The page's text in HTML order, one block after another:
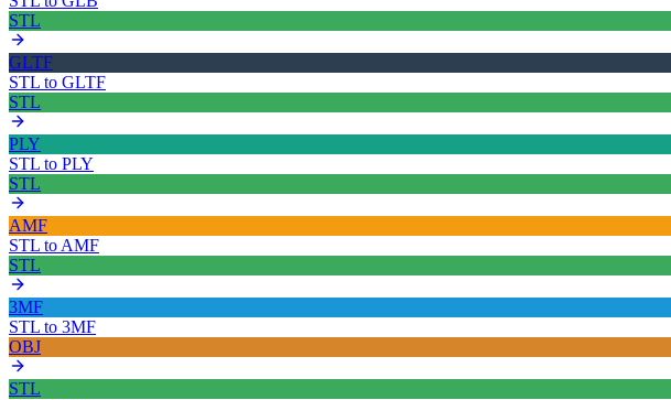
STL
GLTF
STL to GLTF
STL
PLY
STL to PLY
STL
AMF
STL to AMF
STL
3MF
STL to 3MF
OBJ
STL